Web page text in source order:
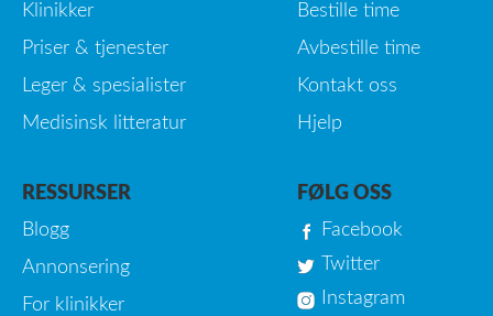
Klinikker
Priser & tjenester
Leger & spesialister
Medisinsk litteratur
Bestille time
Avbestille time
Kontakt oss
Hjelp
RESSURSER
Blogg
Annonsering
For klinikker
FØLG OSS
Facebook
Twitter
Instagram